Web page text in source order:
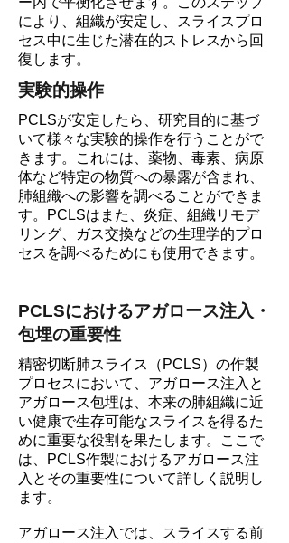
により、組織が安定し、スライスプロ
セス中に生じた潜在的ストレスから回
復します。
実験的操作
PCLSが安定したら、研究目的に基づ
いて様々な実験的操作を行うことがで
きます。これには、薬物、毒素、病原
体など特定の物質への暴露が含まれ、
肺組織への影響を調べることができま
す。PCLSはまた、炎症、組織リモデ
リング、ガス交換などの生理学的プロ
セスを調べるためにも使用できます。
PCLSにおけるアガロース注入・
包埋の重要性
精密切断肺スライス（PCLS）の作製
プロセスにおいて、アガロース注入と
アガロース包埋は、本来の肺組織に近
い健康で生存可能なスライスを得るた
めに重要な役割を果たします。ここで
は、PCLS作製におけるアガロース注
入とその重要性について詳しく説明し
ます。
アガロース注入では、スライスする前